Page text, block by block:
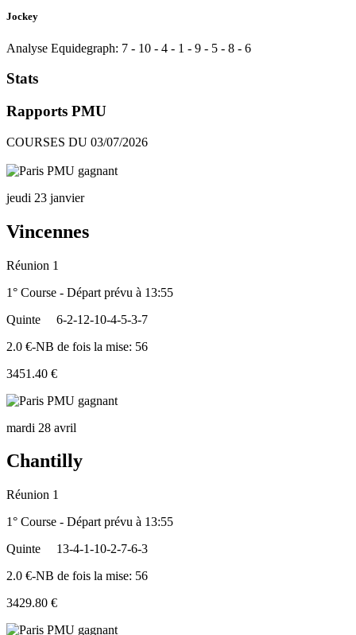
Jockey
Analyse Equidegraph: 7 - 10 - 4 - 1 - 9 - 5 - 8 - 6
Stats
Rapports PMU
COURSES DU 03/07/2026
jeudi 23 janvier
Vincennes
Réunion 1
1° Course - Départ prévu à 13:55
Quinte
6-2-12-10-4-5-3-7
2.0 €-NB de fois la mise: 56
3451.40 €
mardi 28 avril
Chantilly
Réunion 1
1° Course - Départ prévu à 13:55
Quinte
13-4-1-10-2-7-6-3
2.0 €-NB de fois la mise: 56
3429.80 €